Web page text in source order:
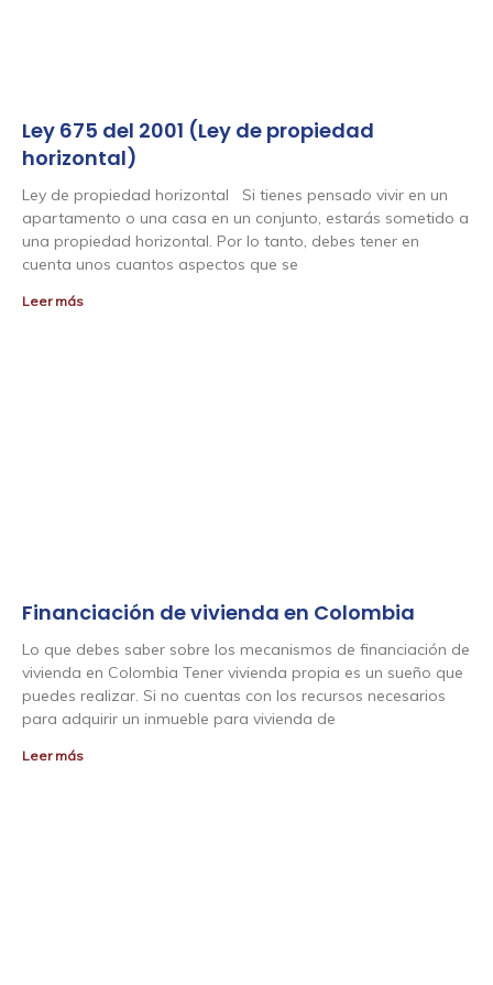
Ley 675 del 2001 (Ley de propiedad
horizontal)
Ley de propiedad horizontal Si tienes pensado vivir en un
apartamento o una casa en un conjunto, estarás sometido a
una propiedad horizontal. Por lo tanto, debes tener en
cuenta unos cuantos aspectos que se
Leer más
Financiación de vivienda en Colombia
Lo que debes saber sobre los mecanismos de financiación de
vivienda en Colombia Tener vivienda propia es un sueño que
puedes realizar. Si no cuentas con los recursos necesarios
para adquirir un inmueble para vivienda de
Leer más